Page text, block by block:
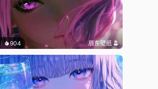
904 辰东壁纸